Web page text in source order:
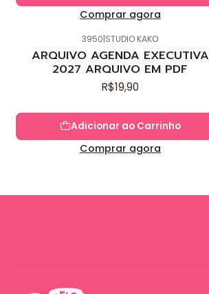
Comprar agora
3950|STUDIO KAKO
ARQUIVO AGENDA EXECUTIVA
2027 ARQUIVO EM PDF
R$19,90
Adicionar ao Carrinho
Comprar agora